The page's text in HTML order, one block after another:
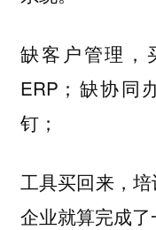
缺客户管理，
ERP；缺协同
钉；
工具买回来，
企业就算完成了